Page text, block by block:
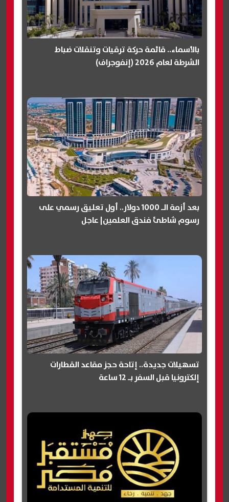
بالأسماء.. قائمة حركة ترقيات وتنقلات ضباط
الشرطة لعام 2026 (إنفوجراف)
بعد أزمة الـ 1000 دولار.. أول تعليق رسمي على
رسوم شاطئ فندق العلمين| عاجل
تسهيلات جديدة.. إتاحة حجز مقاعد القطارات
إلكترونيا قبل السفر بـ 12 ساعة